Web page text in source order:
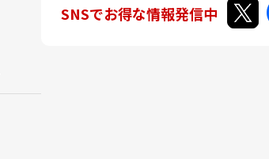
SNSでお得な情報発信中